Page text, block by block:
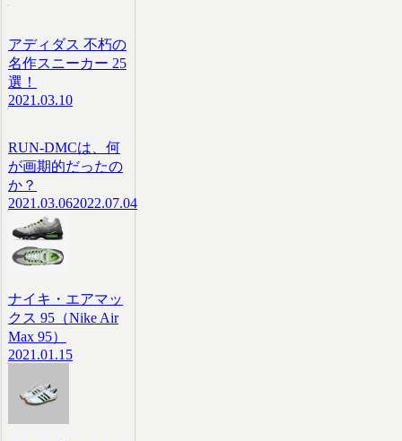
アディダス 不朽の
名作スニーカー 25
選！
2021.03.10
RUN-DMCは、何
が画期的だったの
か？
2021.03.062022.07.04
ナイキ・エアマッ
クス 95（Nike Air
Max 95）
2021.01.15